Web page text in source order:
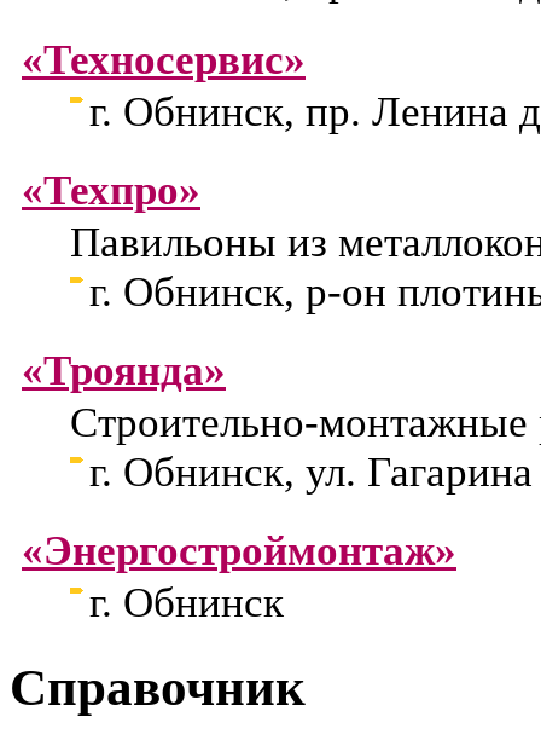
«Техносервис»
г. Обнинск, пр. Ленина
«Техпро»
Павильоны из
г. Обнинск, р-он
«Троянда»
Строительно-монтажные
г. Обнинск, ул.
«Энергостроймонтаж»
г. Обнинск
Справочник